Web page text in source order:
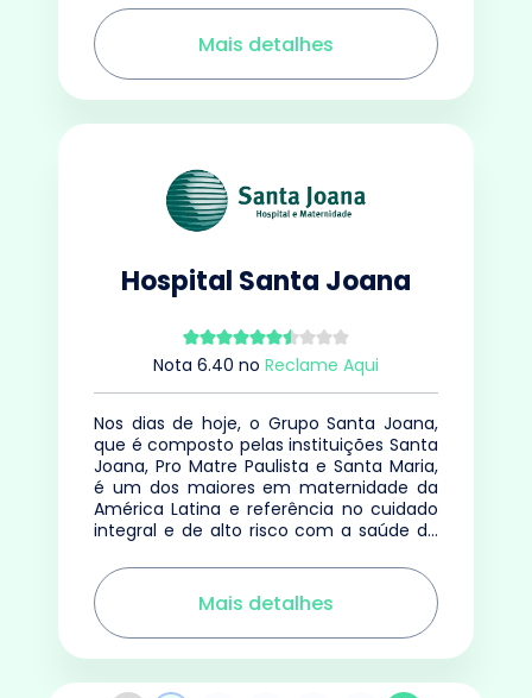
Mais detalhes
Hospital Santa Joana
Nota 6.40 no Reclame Aqui
Nos dias de hoje, o Grupo Santa Joana,
que é composto pelas instituições Santa
Joana, Pro Matre Paulista e Santa Maria,
é um dos maiores em maternidade da
América Latina e referência no cuidado
integral e de alto risco com a saúde da
Mais detalhes